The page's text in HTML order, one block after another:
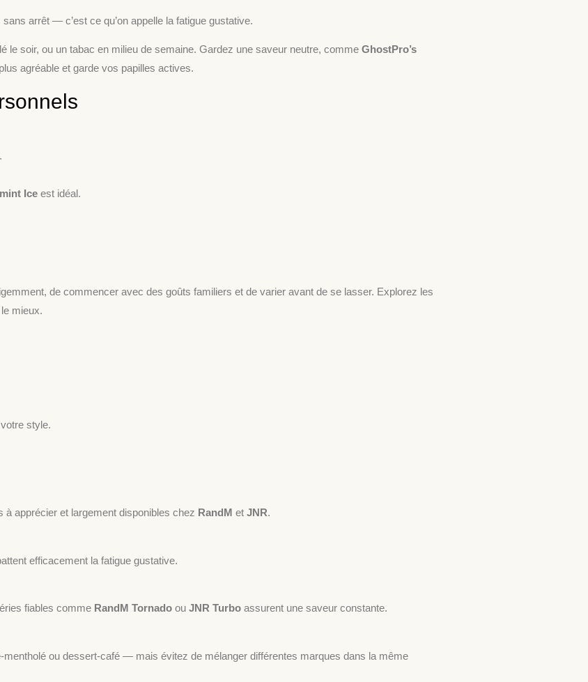
arrêt — c’est ce qu’on appelle la fatigue gustative.
le soir, ou un tabac en milieu de semaine. Gardez une saveur neutre, comme GhostPro’s
agréable et garde vos papilles actives.
Ice est idéal.
de commencer avec des goûts familiers et de varier avant de se lasser. Explorez les
mieux.
style.
apprécier et largement disponibles chez RandM et JNR.
efficacement la fatigue gustative.
fiables comme RandM Tornado ou JNR Turbo assurent une saveur constante.
ou dessert-café — mais évitez de mélanger différentes marques dans la même